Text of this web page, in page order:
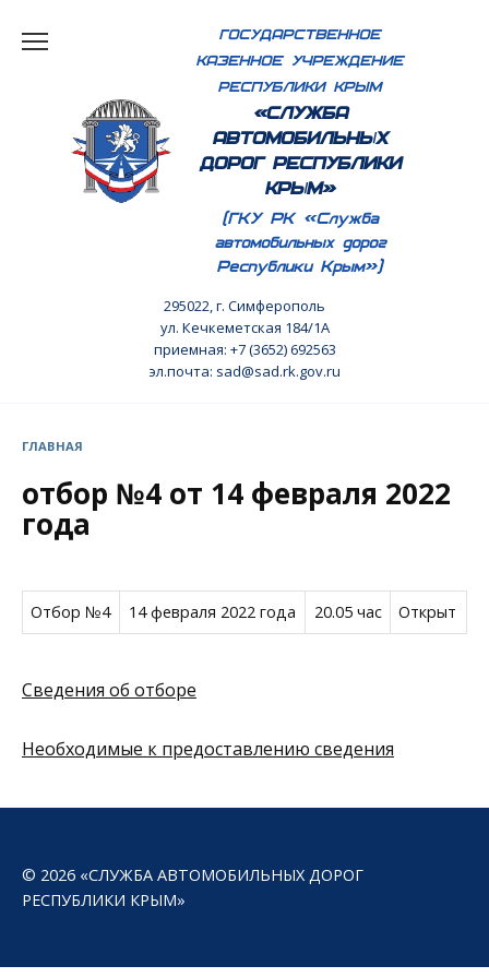
ГОСУДАРСТВЕННОЕ
КАЗЕННОЕ УЧРЕЖДЕНИЕ
РЕСПУБЛИКИ КРЫМ
«СЛУЖБА
АВТОМОБИЛЬНЫХ
ДОРОГ РЕСПУБЛИКИ
КРЫМ»
(ГКУ РК «Служба
автомобильных дорог
Республики Крым»)
295022, г. Симферополь
ул. Кечкеметская 184/1А
приемная: +7 (3652) 692563
эл.почта: sad@sad.rk.gov.ru
ГЛАВНАЯ
отбор №4 от 14 февраля 2022
года
Отбор №4 14 февраля 2022 года 20.05 час Открыт
Сведения об отборе
Необходимые к предоставлению сведения
© 2026 «СЛУЖБА АВТОМОБИЛЬНЫХ ДОРОГ
РЕСПУБЛИКИ КРЫМ»